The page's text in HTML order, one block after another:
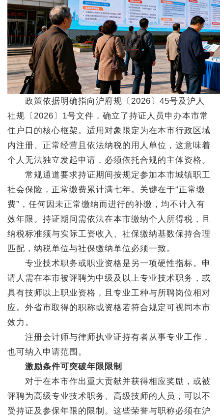
政策依据明确指向沪府规〔2026〕45号及沪人
社规〔2026〕1号文件，确立了持证人员申办本市常
住户口的核心框架。适用对象限定为在本市行政区域
内注册、正常经营且依法纳税的用人单位，这意味着
个人无法独立发起申请，必须依托合规的主体资格。
常规通道要求持证期间按规定参加本市城镇职工
社会保险，正常缴费累计满七年。关键在于“正常缴
费”，任何因未正常缴纳而进行的补缴，均不计入有
效年限。持证期间需依法在本市缴纳个人所得税，且
纳税标准须与实际工资收入、社保缴纳基数保持合理
匹配，纳税单位与社保缴纳单位必须一致。
专业技术职务或职业资格是另一项硬性指标。申
请人需在本市被评聘为中级及以上专业技术职务，或
具有技师以上职业资格，且专业工种与所聘岗位相对
应。外省市取得的职称或资格若符合规定可视同本市
效力。
注册会计师与律师执业证持有者从事专业工作，
也可纳入申请范围。
激励条件可突破年限限制
对于在本市作出重大贡献并获得相应奖励，或被
评聘为高级专业技术职务、高级技师的人员，可以不
受持证及参保年限的限制。这些荣誉与职称必须在沪